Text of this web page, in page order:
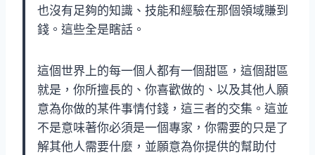
也沒有足夠的知識、技能和經驗在那個領域賺到
錢。這些全是瞎話。
這個世界上的每一個人都有一個甜區，這個甜區
就是，你所擅長的、你喜歡做的、以及其他人願
意為你做的某件事情付錢，這三者的交集。這並
不是意味著你必須是一個專家，你需要的只是了
解其他人需要什麼，並願意為你提供的幫助付